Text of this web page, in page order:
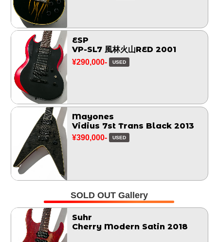
ESP
VP-SL7 風林火山RED 2001
¥290,000- USED
Mayones
Vidius 7st Trans Black 2013
¥390,000- USED
SOLD OUT Gallery
Suhr
Cherry Modern Satin 2018